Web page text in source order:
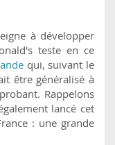
à développer
teste en ce
qui, suivant le
être généralisé à
Rappelons
lancé cet
: une grande